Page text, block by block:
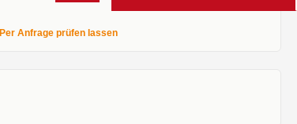
Per Anfrage prüfen lassen